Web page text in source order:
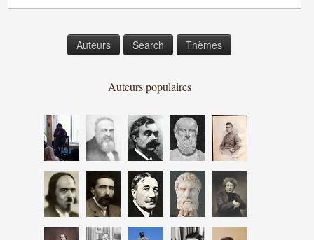
Auteurs Search Thèmes
Auteurs populaires